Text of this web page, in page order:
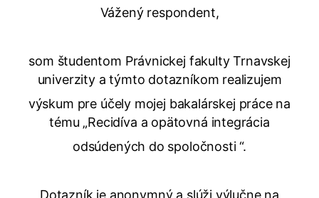
Vážený respondent,
som študentom Právnickej fakulty Trnavskej
univerzity a týmto dotazníkom realizujem
výskum pre účely mojej bakalárskej práce na
tému „Recidíva a opätovná integrácia
odsúdených do spoločnosti “.
Dotazník je anonymný a slúži výlučne na